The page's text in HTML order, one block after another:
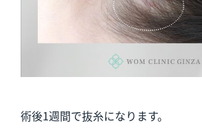
術後1週間で抜糸になります。